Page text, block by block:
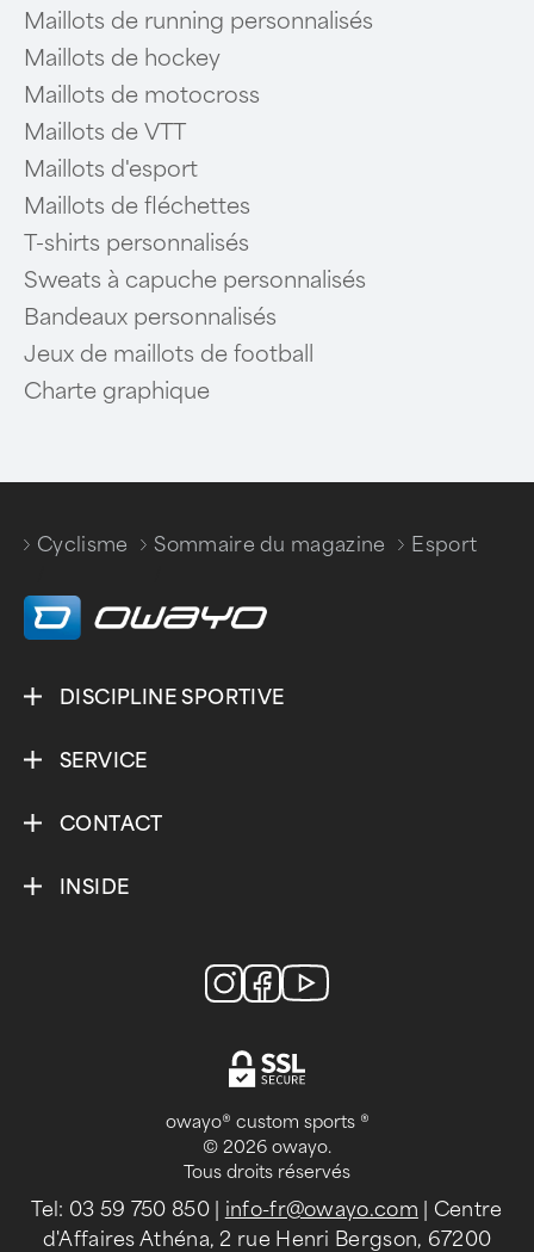
Maillots de running personnalisés
Maillots de hockey
Maillots de motocross
Maillots de VTT
Maillots d'esport
Maillots de fléchettes
T-shirts personnalisés
Sweats à capuche personnalisés
Bandeaux personnalisés
Jeux de maillots de football
Charte graphique
Cyclisme
Sommaire du magazine
Esport
DISCIPLINE SPORTIVE
SERVICE
CONTACT
INSIDE
owayo® custom sports ®
© 2026 owayo.
Tous droits réservés
Tel: 03 59 750 850| info-fr@owayo.com | Centre
d'Affaires Athéna, 2 rue Henri Bergson, 67200